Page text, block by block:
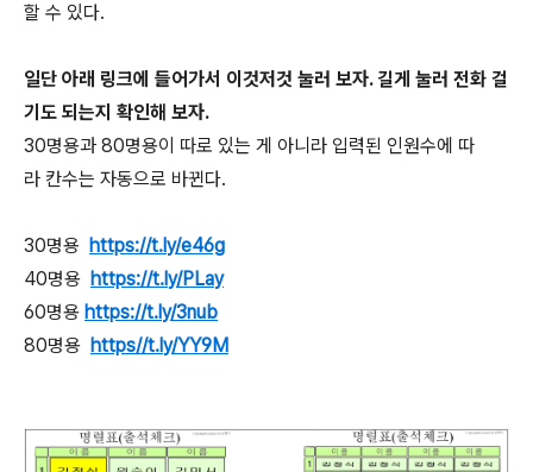
할 수 있다.
일단 아래 링크에 들어가서 이것저것 눌러 보자. 길게 눌러 전화 걸
기도 되는지 확인해 보자.
30명용과 80명용이 따로 있는 게 아니라 입력된 인원수에 따
라 칸수는 자동으로 바뀐다.
30명용 https://t.ly/e46g
40명용 https://t.ly/PLay
60명용 https://t.ly/3nub
80명용 https//t.ly/YY9M